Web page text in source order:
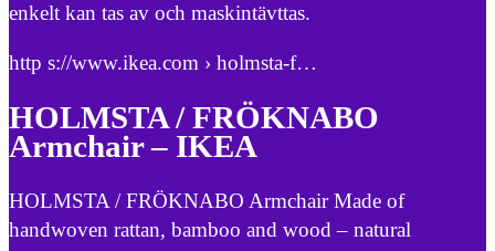
enkelt kan tas av och maskintävttas.
http s://www.ikea.com › holmsta-f…
HOLMSTA / FRÖKNABO
Armchair – IKEA
HOLMSTA / FRÖKNABO Armchair Made of
handwoven rattan, bamboo and wood – natural